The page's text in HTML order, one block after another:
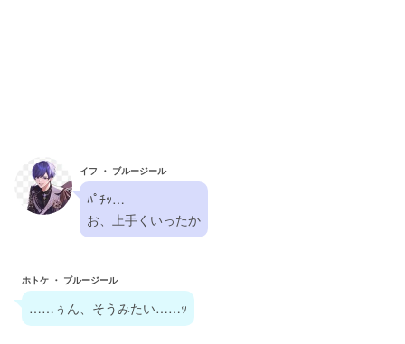
イフ ・ ブルージール
ﾊﾟﾁｯ…
お、上手くいったか
ホトケ ・ ブルージール
……ぅん、そうみたい……ｯ